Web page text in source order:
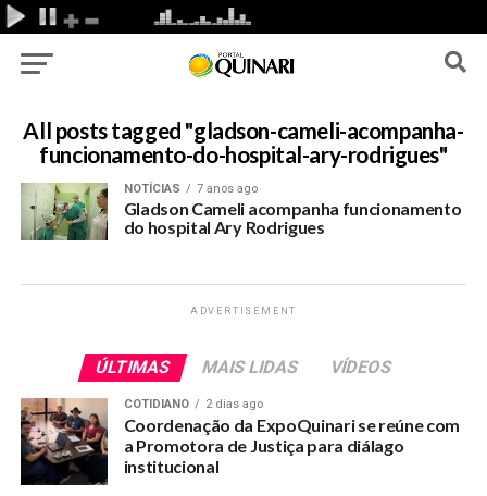
All posts tagged "gladson-cameli-acompanha-
funcionamento-do-hospital-ary-rodrigues"
NOTÍCIAS 7 anos ago
Gladson Cameli acompanha funcionamento
do hospital Ary Rodrigues
ADVERTISEMENT
ÚLTIMAS MAIS LIDAS VÍDEOS
COTIDIANO 2 dias ago
Coordenação da ExpoQuinari se reúne com
a Promotora de Justiça para diálago
institucional